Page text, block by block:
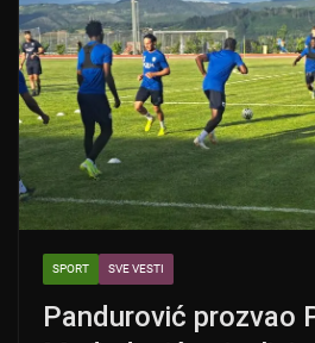
SPORT SVE VESTI
Pandurović prozvao